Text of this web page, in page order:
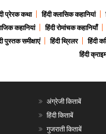
प्रेरक कथा हिंदी क्लासिक कहानियां
कहानियां हिंदी रोमांचक कहानियाँ
पुस्तक समीक्षाएं हिंदी थ्रिलर हिंदी
हिंदी
अंग्रेजी किताबें
हिंदी किताबें
गुजराती किताबें